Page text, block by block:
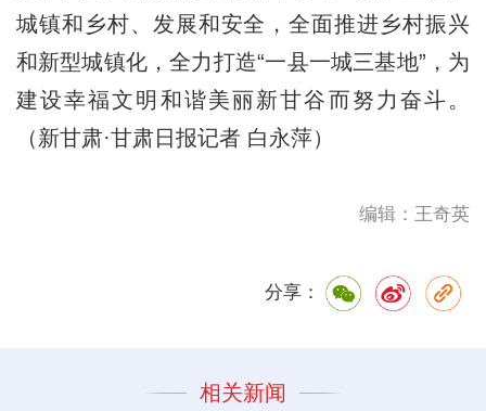
城镇和乡村、发展和安全，全面推进乡村振兴
和新型城镇化，全力打造“一县一城三基地”，为
建设幸福文明和谐美丽新甘谷而努力奋斗。
（新甘肃·甘肃日报记者 白永萍）
编辑：王奇英
分享：
相关新闻